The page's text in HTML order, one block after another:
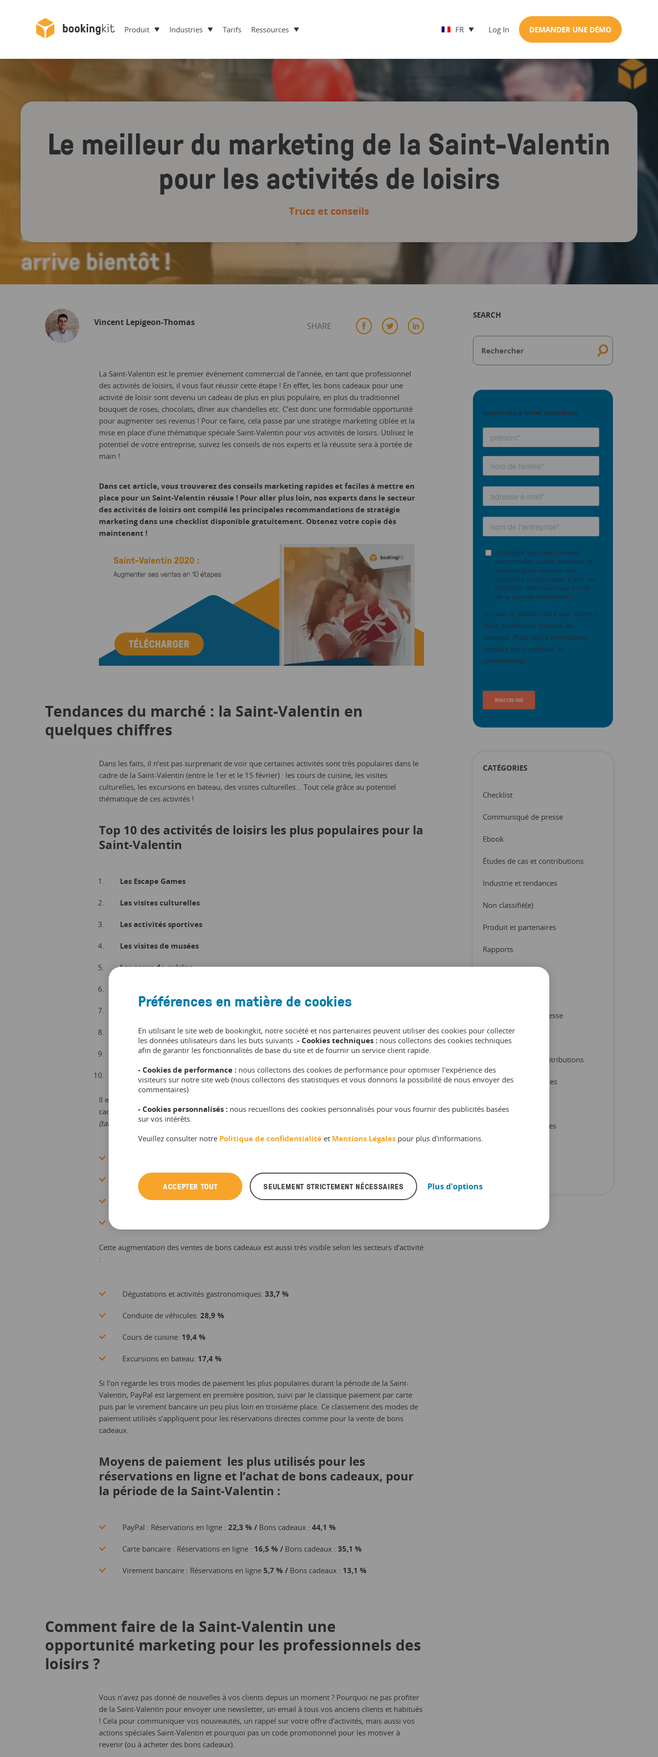
Produit Industries Tarifs Ressources FR Log In DEMANDER UNE DÉMO
Le meilleur du marketing de la Saint-Valentin
pour les activités de loisirs
Trucs et conseils
Vincent Lepigeon-Thomas SHARE
La Saint-Valentin est le premier événement commercial de l’année, en tant que professionnel
des activités de loisirs, il vous faut réussir cette étape ! En effet, les bons cadeaux pour une
activité de loisir sont devenu un cadeau de plus en plus populaire, en plus du traditionnel
bouquet de roses, chocolats, dîner aux chandelles etc. C’est donc une formidable opportunité
pour augmenter ses revenus ! Pour ce faire, cela passe par une stratégie marketing ciblée et la
mise en place d’une thématique spéciale Saint-Valentin pour vos activités de loisirs. Utilisez le
potentiel de votre entreprise, suivez les conseils de nos experts et la réussite sera à portée de
main !
Dans cet article, vous trouverez des conseils marketing rapides et faciles à mettre en
place pour un Saint-Valentin réussie ! Pour aller plus loin, nos experts dans le secteur
des activités de loisirs ont compilé les principales recommandations de stratégie
marketing dans une checklist disponible gratuitement. Obtenez votre copie dès
maintenant !
Tendances du marché : la Saint-Valentin en
quelques chiffres
Dans les faits, il n’est pas surprenant de voir que certaines activités sont très populaires dans le
cadre de la Saint-Valentin (entre le 1er et le 15 février) : les cours de cuisine, les visites
culturelles, les excursions en bateau, des visites culturelles… Tout cela grâce au potentiel
thématique de ces activités !
Top 10 des activités de loisirs les plus populaires pour la
Saint-Valentin
Les Escape Games
Les visites culturelles
Les activités sportives
Les visites de musées
Les cours de cuisine
Les ateliers créatifs et artistiques
Les tours en bus
L’événementiel
Il est à noter que cette période est marquée par une forte augmentation des ventes de bons
cadeaux :
(taux d’augmentation des ventes de bons cadeaux par région, entre le 1er et le 15 février 2019)
France :
Allemagne, Autriche et Suisse:13,2 %
Cette augmentation des ventes de bons cadeaux est aussi très visible selon les secteurs d’activité
:
Dégustations et activités gastronomiques: 33,7 %
Conduite de véhicules: 28,9 %
Cours de cuisine: 19,4 %
Excursions en bateau: 17,4 %
Si l’on regarde les trois modes de paiement les plus populaires durant la période de la Saint-
Valentin, PayPal est largement en première position, suivi par le classique paiement par carte
puis par le virement bancaire un peu plus loin en troisième place. Ce classement des modes de
paiement utilisés s’appliquent pour les réservations directes comme pour la vente de bons
cadeaux.
Moyens de paiement les plus utilisés pour les
réservations en ligne et l’achat de bons cadeaux, pour
la période de la Saint-Valentin :
PayPal : Réservations en ligne : 22,3 % /Bons cadeaux : 44,1 %
Carte bancaire : Réservations en ligne : 16,5 % / Bons cadeaux : 35,1 %
Virement bancaire : Réservations en ligne 5,7 % / Bons cadeaux : 13,1 %
Comment faire de la Saint-Valentin une
opportunité marketing pour les professionnels des
loisirs ?
Vous n’avez pas donné de nouvelles à vos clients depuis un moment ? Pourquoi ne pas profiter
de la Saint-Valentin pour envoyer une newsletter, un email à tous vos anciens clients et habitués
! Cela pour communiquer vos nouveautés, un rappel sur votre offre d’activités, mais aussi vos
actions spéciales Saint-Valentin et pourquoi pas un code promotionnel pour les motiver à
revenir (ou à acheter des bons cadeaux).
SEARCH
CATÉGORIES
Checklist
Communiqué de presse
Ebook
Études de cas et contributions
Industrie et tendances
Non classifié(e)
Produit et partenaires
Rapports
Communiqué de presse
Ebook
Études de cas et contributions
Industrie et tendances
Produit et partenaires
Préférences en matière de cookies
En utilisant le site web de bookingkit, notre société et nos partenaires peuvent utiliser des cookies pour collecter
les données utilisateurs dans les buts suivants :- Cookies techniques : nous collectons des cookies techniques
afin de garantir les fonctionnalités de base du site et de fournir un service client rapide.
- Cookies de performance : nous collectons des cookies de performance pour optimiser l'expérience des
visiteurs sur notre site web (nous collectons des statistiques et vous donnons la possibilité de nous envoyer des
commentaires)
- Cookies personnalisés : nous recueillons des cookies personnalisés pour vous fournir des publicités basées
sur vos intérêts.
Veuillez consulter notre Politique de confidentialité et Mentions Légales pour plus d'informations.
ACCEPTER TOUT SEULEMENT STRICTEMENT NÉCESSAIRES Plus d'options